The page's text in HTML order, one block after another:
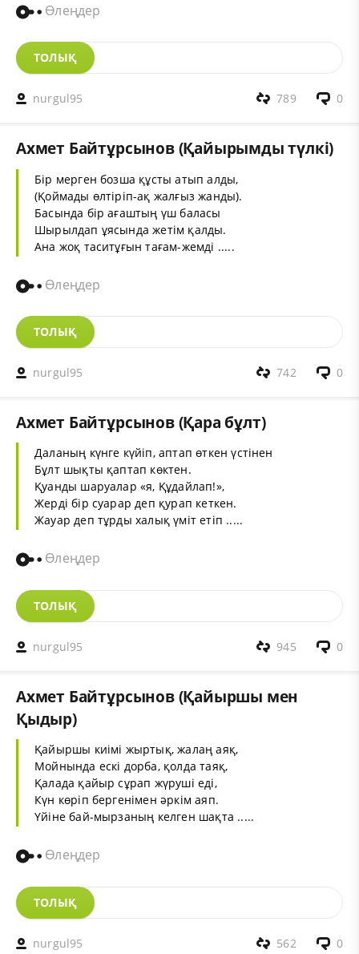
Өлеңдер
ТОЛЫҚ
nurgul95 0
789
Ахмет Байтұрсынов (Қайырымды түлкі)
Бір мерген бозша құсты атып алды,
(Қоймады өлтіріп-ақ жалғыз жанды).
Басында бір ағаштың үш баласы
Шырылдап ұясында жетім қалды.
Ана жоқ таситұғын тағам-жемді .....
Өлеңдер
ТОЛЫҚ
nurgul95 0
742
Ахмет Байтұрсынов (Қара бұлт)
Даланың күнге күйіп, аптап өткен үстінен
Бұлт шықты қаптап көктен.
Қуанды шаруалар «я, Құдайлап!»,
Жерді бір суарар деп қурап кеткен.
Жауар деп тұрды халық үміт етіп .....
Өлеңдер
ТОЛЫҚ
nurgul95 0
945
Ахмет Байтұрсынов (Қайыршы мен
Қыдыр)
Қайыршы киімі жыртық, жалаң аяқ,
Мойнында ескі дорба, қолда таяқ,
Қалада қайыр сұрап жүруші еді,
Күн көріп бергенімен әркім аяп.
Үйіне бай-мырзаның келген шақта .....
Өлеңдер
ТОЛЫҚ
nurgul95 0
562